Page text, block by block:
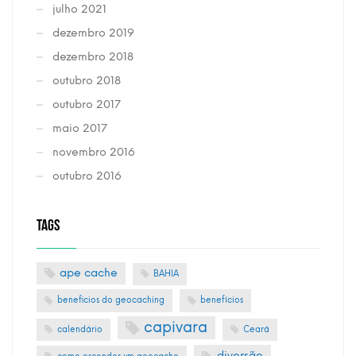
julho 2021
dezembro 2019
dezembro 2018
outubro 2018
outubro 2017
maio 2017
novembro 2016
outubro 2016
TAGS
ape cache BAHIA
beneficios do geocaching benefícios
calendário capivara Ceará